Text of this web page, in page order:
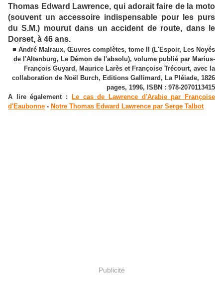
Thomas Edward Lawrence, qui adorait faire de la moto
(souvent un accessoire indispensable pour les purs
du S.M.) mourut dans un accident de route, dans le
Dorset, à 46 ans.
■ André Malraux, Œuvres complètes, tome II (L'Espoir, Les Noyés
de l'Altenburg, Le Démon de l'absolu), volume publié par Marius-
François Guyard, Maurice Larès et Françoise Trécourt, avec la
collaboration de Noël Burch, Editions Gallimard, La Pléiade, 1826
pages, 1996, ISBN : 978-2070113415
A lire également :
Le cas de Lawrence d'Arabie par Françoise
d'Eaubonne - Notre Thomas Edward Lawrence par Serge Talbot
Publicité